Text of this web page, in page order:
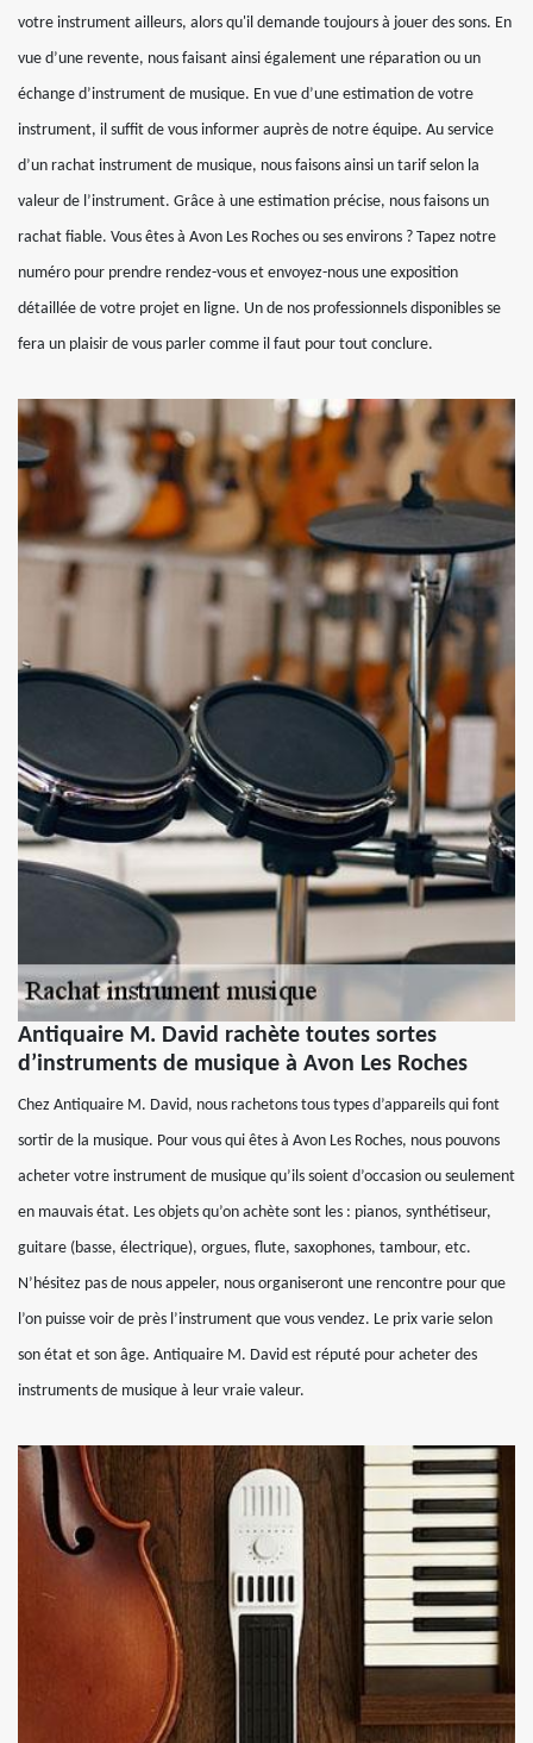
votre instrument ailleurs, alors qu'il demande toujours à jouer des sons. En
vue d’une revente, nous faisant ainsi également une réparation ou un
échange d’instrument de musique. En vue d’une estimation de votre
instrument, il suffit de vous informer auprès de notre équipe. Au service
d’un rachat instrument de musique, nous faisons ainsi un tarif selon la
valeur de l’instrument. Grâce à une estimation précise, nous faisons un
rachat fiable. Vous êtes à Avon Les Roches ou ses environs ? Tapez notre
numéro pour prendre rendez-vous et envoyez-nous une exposition
détaillée de votre projet en ligne. Un de nos professionnels disponibles se
fera un plaisir de vous parler comme il faut pour tout conclure.
Antiquaire M. David rachète toutes sortes
d’instruments de musique à Avon Les Roches
Chez Antiquaire M. David, nous rachetons tous types d’appareils qui font
sortir de la musique. Pour vous qui êtes à Avon Les Roches, nous pouvons
acheter votre instrument de musique qu’ils soient d’occasion ou seulement
en mauvais état. Les objets qu’on achète sont les : pianos, synthétiseur,
guitare (basse, électrique), orgues, flute, saxophones, tambour, etc.
N’hésitez pas de nous appeler, nous organiseront une rencontre pour que
l’on puisse voir de près l’instrument que vous vendez. Le prix varie selon
son état et son âge. Antiquaire M. David est réputé pour acheter des
instruments de musique à leur vraie valeur.